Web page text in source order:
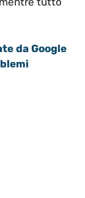
da Google